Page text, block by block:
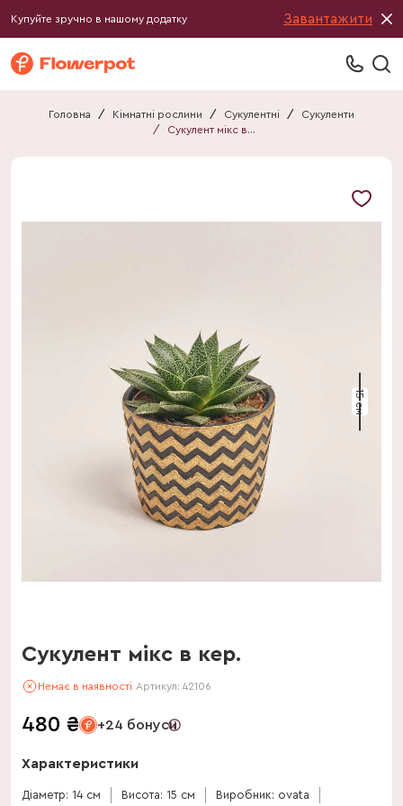
Купуйте зручно в нашому додатку Завантажити
Головна / Кімнатні рослини / Сукулентні /
Сукуленти
/
Сукулент мікс в кер.
15 см
Сукулент мікс в кер.
Немає в наявності Артикул: 42106
480 ₴ +24 бонуси
Характеристики
Діаметр: 14 см Висота: 15 см
Виробник: ovata